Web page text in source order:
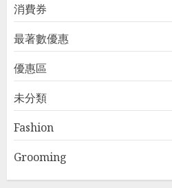
消費券
最著數優惠
優惠區
未分類
Fashion
Grooming